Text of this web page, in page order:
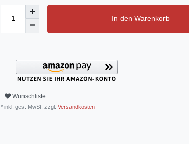
In den Warenkorb
Wunschliste
* inkl. ges. MwSt. zzgl. Versandkosten